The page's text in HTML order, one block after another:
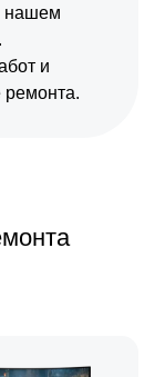
нашем
и
ремонта.